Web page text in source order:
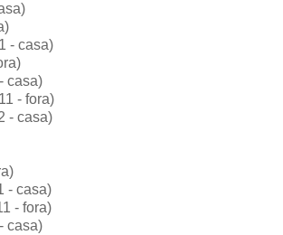
- casa)
casa)
- fora)
- casa)
- casa)
- fora)
casa)